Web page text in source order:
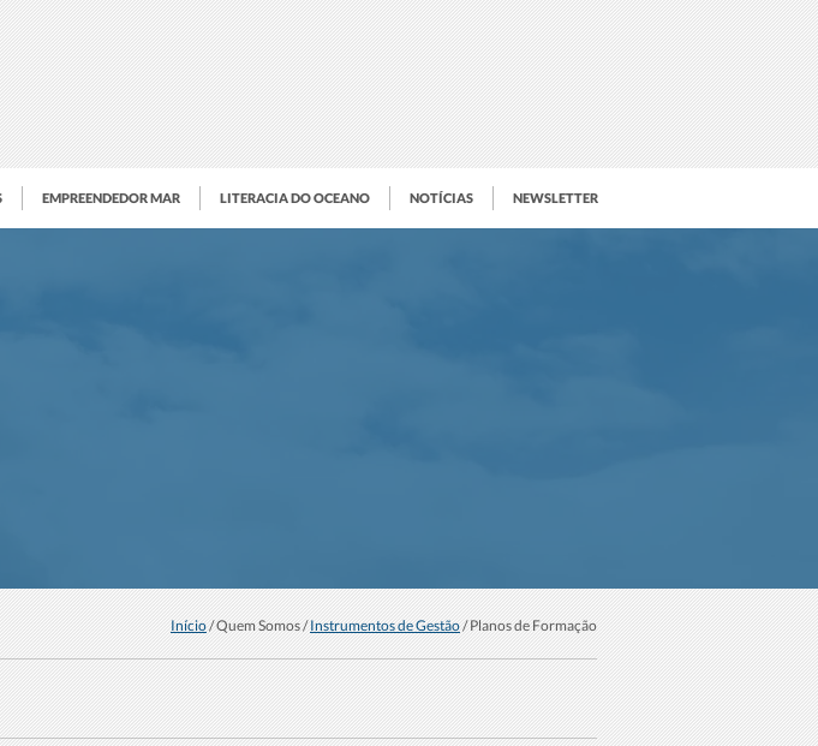
EMPREENDEDOR MAR LITERACIA DO OCEANO NOTÍCIAS NEWSLETTER
Início/ Quem Somos /Instrumentos de Gestão/ Planos de Formação